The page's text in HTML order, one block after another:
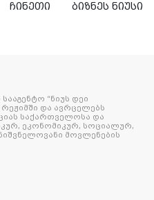
ჩინეთი ბიზნეს ნიუსი
“ნიუს დეი
და ავრცელებს
საქართველოსა და
ეკონომიკურ, სოციალურ,
მოვლენების